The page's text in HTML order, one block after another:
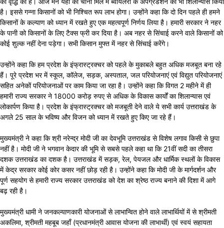
है। इससे गन्ना किसानों को भी निश्चित रूप लाभ होगा। उन्होंने कहा कि दो दिन पहले ही हमने
किसानों के कल्याण को ध्यान में रखते हुए एक महत्वपूर्ण निर्णय लिया है। हमारी सरकार ने नहर
के पानी को किसानों के लिए टैक्स फ्री कर दिया है। अब नहर से सिंचाई करने वाले किसानों को
कोई शुल्क नहीं देना पड़ेगा। सभी किसान मुफ्त में नहर से सिंचाई करेंगे।
उन्होंने कहा कि हम प्रदेश के इंफ्रास्ट्रक्चर को पहले के मुकाबले बहुत अधिक मजबूत बना रहे
हैं। पूरे प्रदेश भर में स्कूल, कॉलेज, सड़क, अस्पताल, जल परियोजनाएं एवं विद्युत परियोजनाएं
सहित अनेकों परियोजनाओं पर काम किया जा रहा है। उन्होंने कहा कि विगत 2 महीने में ही
हमारी राज्य सरकार ने 18000 करोड़ रुपए से अधिक के विकास कार्यों का शिलान्यास एवं
लोकार्पण किया है। प्रदेश के इंफ्रास्ट्रक्चर को मजबूती देने वाले ये सभी कार्य उत्तराखंड के
अगले 25 साल के भविष्य और विजन को ध्यान में रखते हुए किए जा रहे हैं।
मुख्यमंत्री ने कहा कि श्री नरेन्द्र मोदी जी का देवभूमि उत्तराखंड से विशेष लगाव किसी से छुपा
नहीं है। मोदी जी ने भगवान केदार की भूमि से सबसे पहले कहा था कि 21वीं सदी का तीसरा
दशक उत्तराखंड का दशक है। उत्तराखंड में सड़क, रेल, पेयजल और धार्मिक स्थलों के विकास
में केद्र सरकार कोई कोर कसर नहीं छोड़ रही है। उन्होंने कहा कि मोदी जी के मार्गदर्शन और
पूर्ण सहयोग से हमारी राज्य सरकार उत्तराखंड को देश का श्रेष्ठ राज्य बनाने की दिशा में आगे
बढ़ रही है।
मुख्यमंत्री धामी ने जनकल्याणकारी योजनाओं से लाभान्वित होने वाले लाभार्थियों में से श्रीमती
अकलिमा, श्रीमती महबूब जहाँ (प्रधानमंत्री आवास योजना की लाभार्थी) एवं स्वयं सहायता